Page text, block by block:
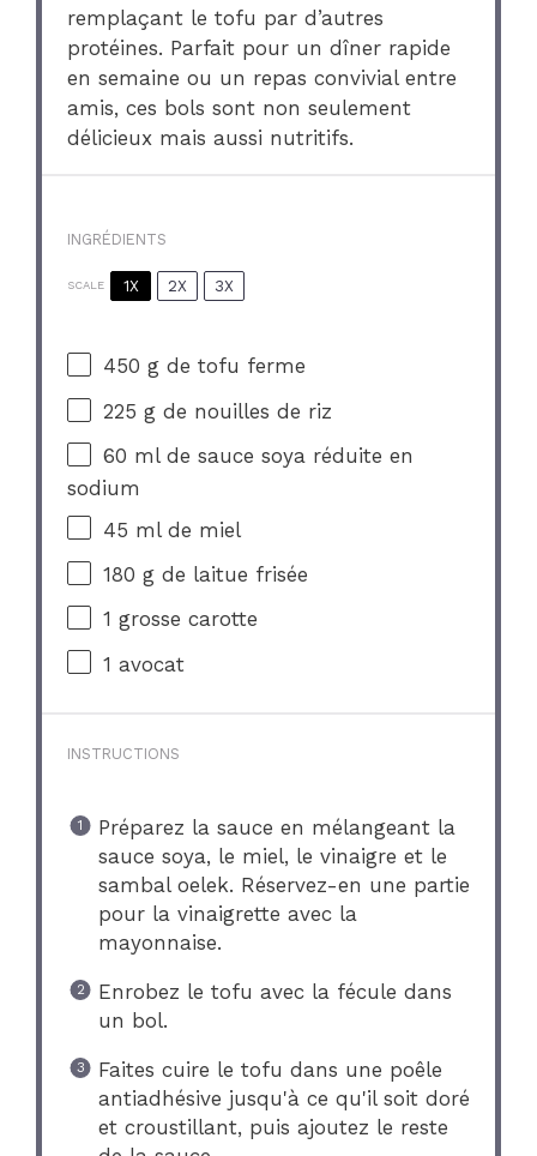
remplaçant le tofu par d’autres
protéines. Parfait pour un dîner rapide
en semaine ou un repas convivial entre
amis, ces bols sont non seulement
délicieux mais aussi nutritifs.
INGRÉDIENTS
SCALE 1X 2X 3X
450 g de tofu ferme
225 g de nouilles de riz
60 ml de sauce soya réduite en
sodium
45 ml de miel
180 g de laitue frisée
1 grosse carotte
1 avocat
INSTRUCTIONS
Préparez la sauce en mélangeant la
sauce soya, le miel, le vinaigre et le
sambal oelek. Réservez-en une partie
pour la vinaigrette avec la
mayonnaise.
Enrobez le tofu avec la fécule dans
un bol.
Faites cuire le tofu dans une poêle
antiadhésive jusqu'à ce qu'il soit doré
et croustillant, puis ajoutez le reste